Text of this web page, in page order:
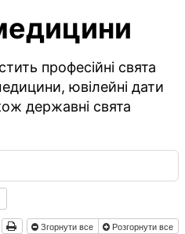
професійні свята
ювілейні дати
державні свята
Згорнути все Розгорнути все